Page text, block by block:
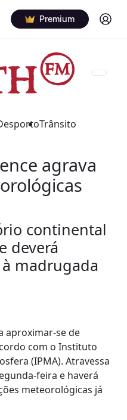
Premium Log in
Trânsito
agrava
continental
deverá
madrugada
aproximar-se de
com o Instituto
(IPMA). Atravessa
feira e haverá
meteorológicas já